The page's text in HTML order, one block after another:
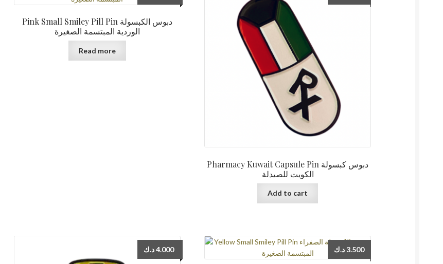
Pink Small Smiley Pill Pin دبوس الكبسولة
الوردية المبتسمة الصغيرة
Read more
Pharmacy Kuwait Capsule Pin دبوس كبسولة
الكويت للصيدلة
Add to cart
4.000د.ك 3.500د.ك